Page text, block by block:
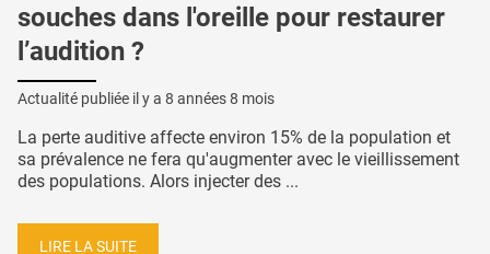
souches dans l'oreille pour restaurer
l’audition ?
Actualité publiée il y a 8 années 8 mois
La perte auditive affecte environ 15% de la population et
sa prévalence ne fera qu'augmenter avec le vieillissement
des populations. Alors injecter des ...
LIRE LA SUITE